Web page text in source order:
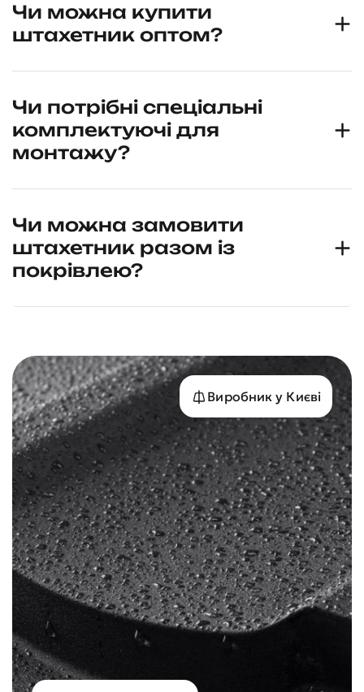
Чи можна купити
штахетник оптом?
Чи потрібні спеціальні
комплектуючі для
монтажу?
Чи можна замовити
штахетник разом із
покрівлею?
Виробник у Києві